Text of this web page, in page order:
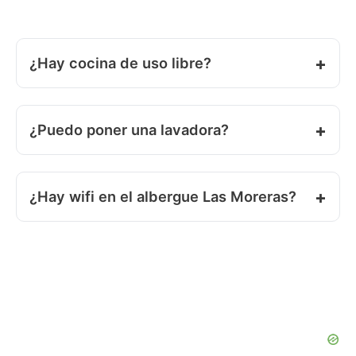
¿Hay cocina de uso libre?
¿Puedo poner una lavadora?
¿Hay wifi en el albergue Las Moreras?